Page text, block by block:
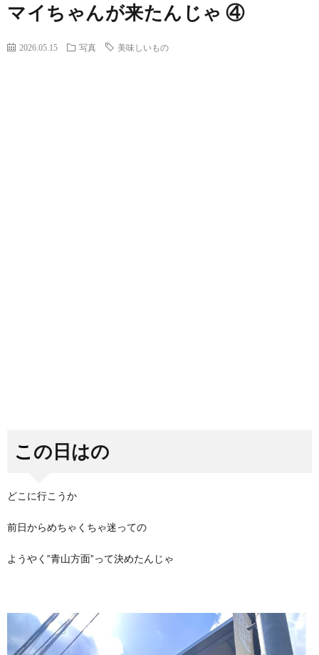
マイちゃんが来たんじゃ ④
2026.05.15 写真 美味しいもの
この日はの
どこに行こうか
前日からめちゃくちゃ迷っての
ようやく”青山方面”って決めたんじゃ